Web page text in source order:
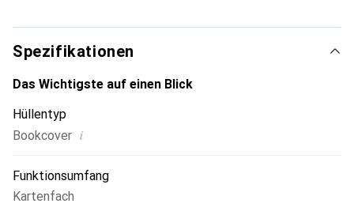
anerkannt und eine zuverlässige Wahl für eine
anspruchsvolle Kundschaft.
Spezifikationen
Das Wichtigste auf einen Blick
Hüllentyp
Bookcover i
Funktionsumfang
Kartenfach